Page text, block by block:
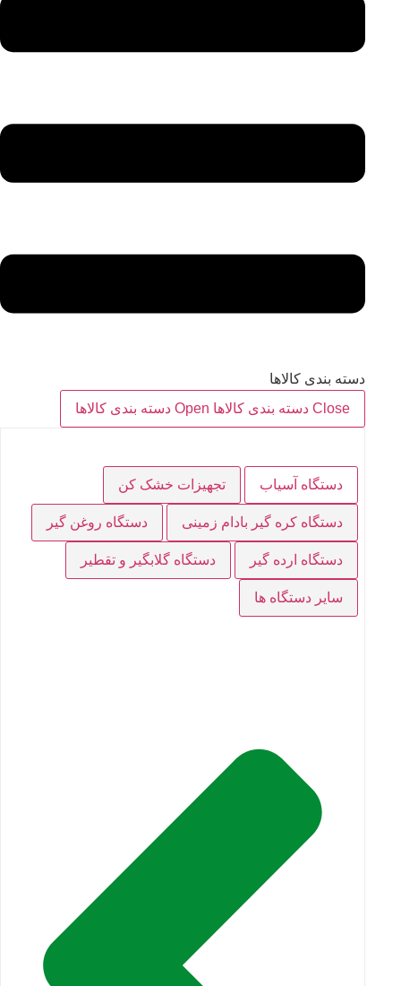
دسته بندی کالاها
Close دسته بندی کالاها
Open دسته بندی کالاها
دستگاه آسیاب تجهیزات خشک کن
دستگاه کره گیر بادام زمینی دستگاه روغن گیر
دستگاه ارده گیر دستگاه گلابگیر و تقطیر
سایر دستگاه ها